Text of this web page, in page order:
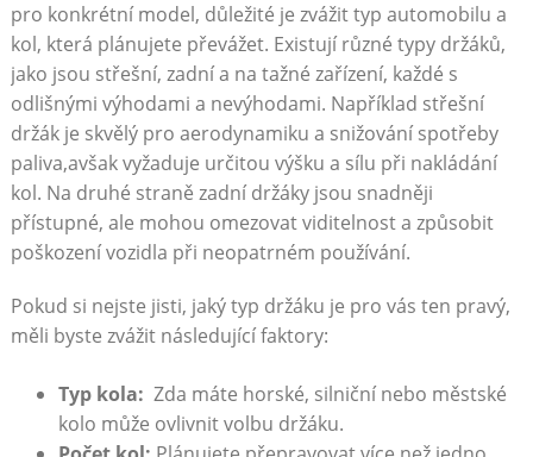
pro konkrétní model, důležité je zvážit typ automobilu a
kol, která plánujete převážet. Existují různé typy držáků,
jako jsou střešní, zadní a na tažné zařízení, každé s
odlišnými ‍výhodami a nevýhodami. Například střešní
⁣držák je skvělý pro ⁢aerodynamiku ⁣a ‌snižování ‍spotřeby⁣
paliva,avšak vyžaduje určitou výšku a sílu při nakládání
kol. Na druhé straně zadní držáky⁤ jsou snadněji
přístupné,⁣ ale mohou ​omezovat ⁤viditelnost a způsobit
poškození ‍vozidla při ⁣neopatrném používání.
Pokud si nejste jisti, jaký⁤ typ držáku je pro ⁢vás ten pravý,
měli byste zvážit​ následující faktory:
Typ⁢ kola: ‌ Zda máte horské, silniční nebo městské
‌kolo může ⁣ovlivnit volbu držáku.